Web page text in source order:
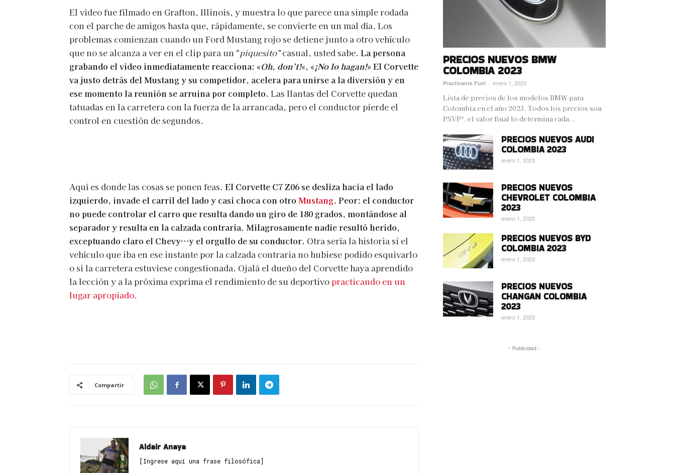
El video fue filmado en Grafton, Illinois, y muestra lo que parece una simple rodada
con el parche de amigos hasta que, rápidamente, se convierte en un mal día. Los
problemas comienzan cuando un Ford Mustang rojo se detiene junto a otro vehículo
que no se alcanza a ver en el clip para un “piquesito”casual, usted sabe. La persona
grabando el video inmediatamente reacciona: «Oh, don’t!«, «¡No lo hagan!» El Corvette
va justo detrás del Mustang y su competidor, acelera para unirse a la diversión y en
ese momento la reunión se arruina por completo. Las llantas del Corvette quedan
tatuadas en la carretera con la fuerza de la arrancada, pero el conductor pierde el
control en cuestión de segundos.
Aquí es donde las cosas se ponen feas. El Corvette C7 Z06 se desliza hacia el lado
izquierdo, invade el carril del lado y casi choca con otro Mustang. Peor: el conductor
no puede controlar el carro que resulta dando un giro de 180 grados, montándose al
separador y resulta en la calzada contraria. Milagrosamente nadie resultó herido,
exceptuando claro el Chevy…y el orgullo de su conductor. Otra sería la historia si el
vehículo que iba en ese instante por la calzada contraria no hubiese podido esquivarlo
o si la carretera estuviese congestionada. Ojalá el dueño del Corvette haya aprendido
la lección y a la próxima exprima el rendimiento de su deportivopracticando en un
lugar apropiado.
Compartir
Aldair Anaya
[Ingrese aquí una frase filosófica]
PRECIOS NUEVOS BMW
COLOMBIA 2023
Practicante Fuel - enero 1, 2023
Lista de precios de los modelos BMW para
Colombia en el año 2023. Todos los precios son
PSVP*, el valor final lo determina cada...
PRECIOS NUEVOS AUDI
COLOMBIA 2023
enero 1, 2023
PRECIOS NUEVOS
CHEVROLET COLOMBIA
2023
enero 1, 2023
PRECIOS NUEVOS BYD
COLOMBIA 2023
enero 1, 2023
PRECIOS NUEVOS
CHANGAN COLOMBIA
2023
enero 1, 2023
- Publicidad -